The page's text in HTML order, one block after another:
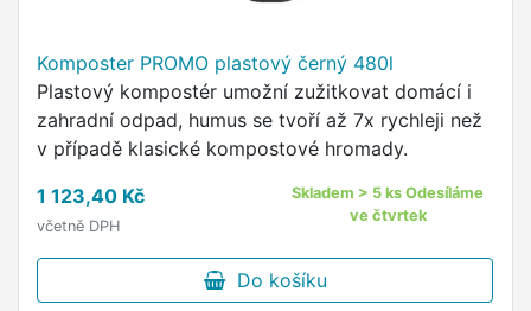
Komposter PROMO plastový černý 480l
Plastový kompostér umožní zužitkovat domácí i
zahradní odpad, humus se tvoří až 7x rychleji než
v případě klasické kompostové hromady.
1 123,40 Kč
včetně DPH
Skladem > 5 ks Odesíláme
ve čtvrtek
Do košíku